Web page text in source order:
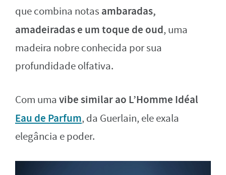
que combina notas ambaradas,
amadeiradas e um toque de oud, uma
madeira nobre conhecida por sua
profundidade olfativa.
Com uma vibe similar ao L’Homme Idéal
Eau de Parfum, da Guerlain, ele exala
elegância e poder.